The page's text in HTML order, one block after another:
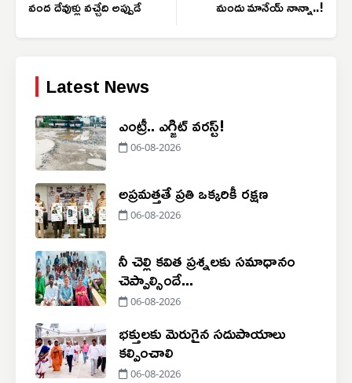
వంద దేవుళ్లు వచ్చేది అప్పుడే మందు మానేయ్ నాన్నా..!
Latest News
ఎంట్రీ.. ఎగ్జిట్ వరస్ట్!
06-08-2026
అప్రమత్తతే ప్రతి ఒక్కరికీ రక్షణ
06-08-2026
నీ చెల్లి కవిత ప్రశ్నలకు సమాధానం
చెప్పాల్సిందే...
06-08-2026
భక్తులకు మెరుగైన సదుపాయాలు
కల్పించాలి
06-08-2026